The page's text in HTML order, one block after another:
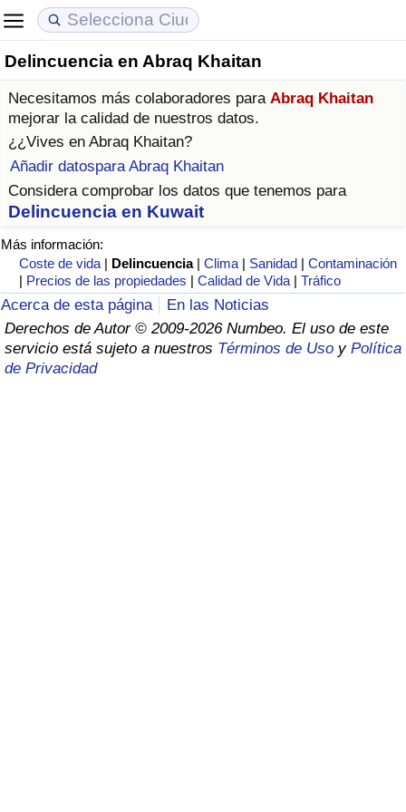
Delincuencia en Abraq Khaitan
Necesitamos más colaboradores para Abraq Khaitan
mejorar la calidad de nuestros datos.
¿¿Vives en Abraq Khaitan?
Añadir datospara Abraq Khaitan
Considera comprobar los datos que tenemos para
Delincuencia en Kuwait
Más información:
Coste de vida | Delincuencia |Clima | Sanidad |Contaminación
| Precios de las propiedades |Calidad de Vida |Tráfico
Acerca de esta página
En las Noticias
Derechos de Autor © 2009-2026 Numbeo. El uso de este
servicio está sujeto a nuestros Términos de Uso y Política
de Privacidad
Coste de vida
Índice de Costo de Vida (Actual)
Índice de Costo de Vida
Índice de costo de vida por país
en aqaba
Precios de las propiedades
Índice de Precios de Inmuebles (Actual)
Índice de Precios de Inmuebles
Índice de Precios de Inmuebles por País
Calidad de Vida
Índice de Calidad de Vida
Índice de Calidad de Vida (Actual)
Índice de calidad de vida por país
Delincuencia
Calificación del Índice de Criminalidad
(Actual)
Índice de Criminalidad